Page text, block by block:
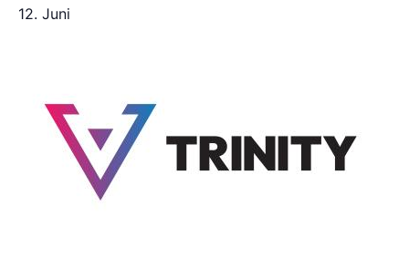
12. Juni